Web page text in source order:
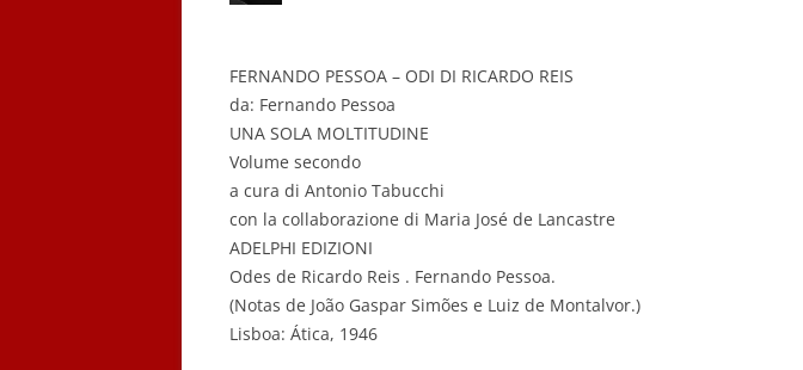
FERNANDO PESSOA – ODI DI RICARDO REIS
da: Fernando Pessoa
UNA SOLA MOLTITUDINE
Volume secondo
a cura di Antonio Tabucchi
con la collaborazione di Maria José de Lancastre
ADELPHI EDIZIONI
Odes de Ricardo Reis . Fernando Pessoa.
(Notas de João Gaspar Simões e Luiz de Montalvor.)
Lisboa: Ática, 1946